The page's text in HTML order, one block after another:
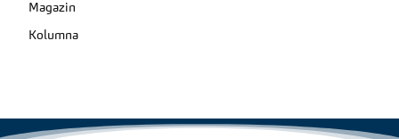
Magazin
Kolumna